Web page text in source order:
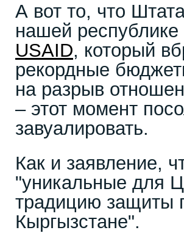
А вот то, что
нашей республике
USAID, который
рекордные
на разрыв
– этот момент
завуалировать.
Как и заявление,
"уникальные для
традицию защиты
Кыргызстане".